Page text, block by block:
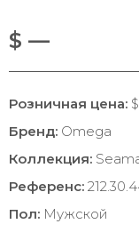
$ —
Розничная цена:
Бренд: Omega
Коллекция:
Референс:
Пол: Мужской